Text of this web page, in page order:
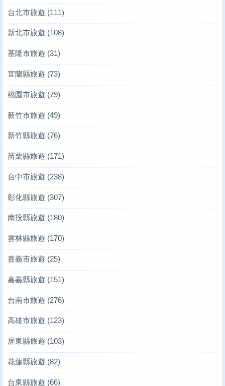
台北市旅遊 (111)
新北市旅遊 (108)
基隆市旅遊 (31)
宜蘭縣旅遊 (73)
桃園市旅遊 (79)
新竹市旅遊 (49)
新竹縣旅遊 (76)
苗栗縣旅遊 (171)
台中市旅遊 (238)
彰化縣旅遊 (307)
南投縣旅遊 (180)
雲林縣旅遊 (170)
嘉義市旅遊 (25)
嘉義縣旅遊 (151)
台南市旅遊 (276)
高雄市旅遊 (123)
屏東縣旅遊 (103)
花蓮縣旅遊 (82)
台東縣旅遊 (66)